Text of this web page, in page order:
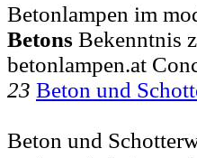
Betonlampen im
Betons Bekenntnis
betonlampen.at
23 Beton und
Beton und